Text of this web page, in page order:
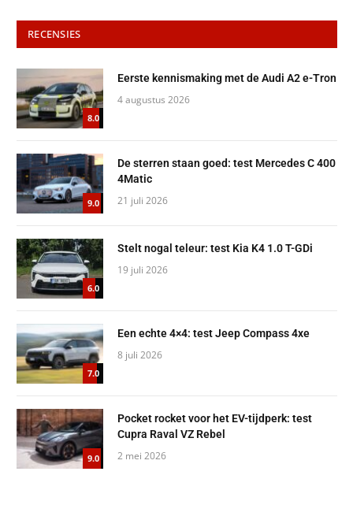
RECENSIES
8.0
Eerste kennismaking met de Audi A2 e-Tron
4 augustus 2026
9.0
De sterren staan goed: test Mercedes C 400
4Matic
21 juli 2026
6.0
Stelt nogal teleur: test Kia K4 1.0 T-GDi
19 juli 2026
7.0
Een echte 4×4: test Jeep Compass 4xe
8 juli 2026
9.0
Pocket rocket voor het EV-tijdperk: test
Cupra Raval VZ Rebel
2 mei 2026